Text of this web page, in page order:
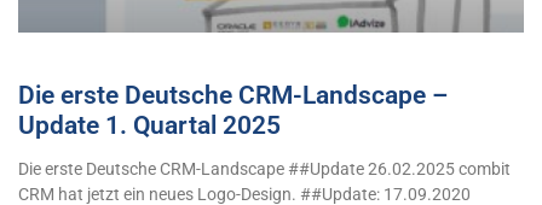
Die erste Deutsche CRM-Landscape –
Update 1. Quartal 2025
Die erste Deutsche CRM-Landscape ##Update 26.02.2025 combit
CRM hat jetzt ein neues Logo-Design. ##Update: 17.09.2020